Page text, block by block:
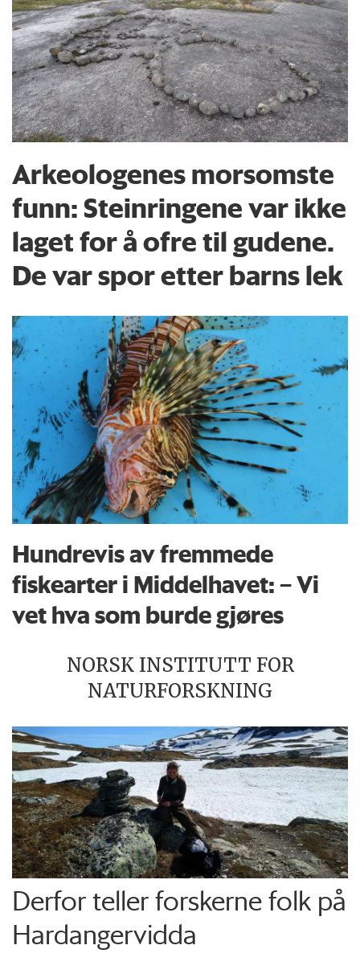
Arkeologenes morsomste
funn: Steinringene var ikke
laget for å ofre til gudene.
De var spor etter barns lek
Hundrevis av fremmede
fiskearter i Middelhavet: – Vi
vet hva som burde gjøres
NORSK INSTITUTT FOR
NATURFORSKNING
Derfor teller forskerne folk på
Hardangervidda